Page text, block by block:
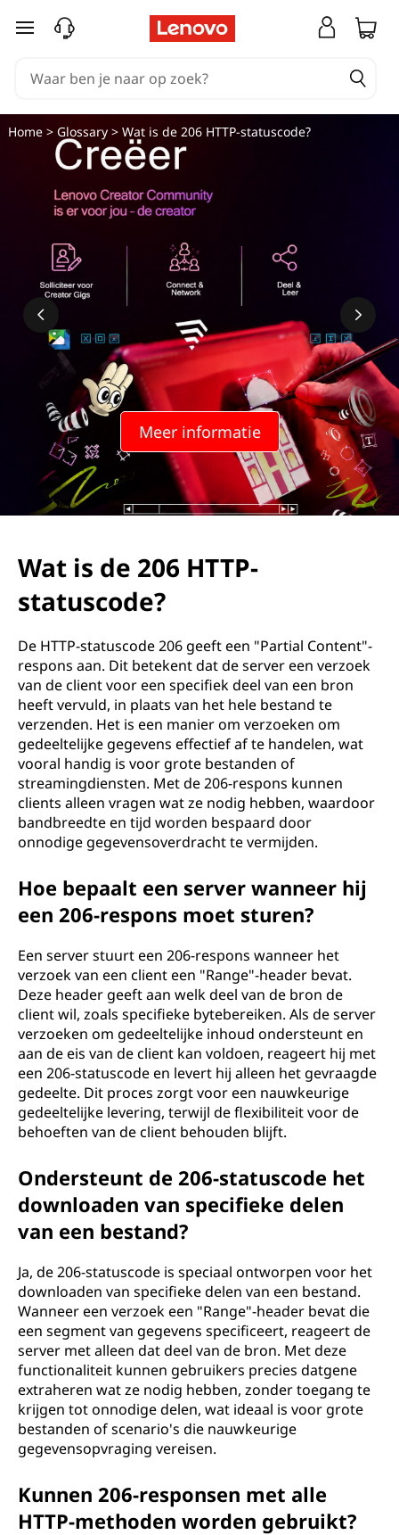
W
P
Ga naar de hoofdinhoud
Meer informatie
Home> Glossary> Wat is de 206 HTTP-statuscode?
Wat is de 206 HTTP-
statuscode?
De HTTP-statuscode 206 geeft een "Partial Content"-
respons aan. Dit betekent dat de server een verzoek
van de client voor een specifiek deel van een bron
heeft vervuld, in plaats van het hele bestand te
verzenden. Het is een manier om verzoeken om
gedeeltelijke gegevens effectief af te handelen, wat
vooral handig is voor grote bestanden of
streamingdiensten. Met de 206-respons kunnen
clients alleen vragen wat ze nodig hebben, waardoor
bandbreedte en tijd worden bespaard door
onnodige gegevensoverdracht te vermijden.
Hoe bepaalt een server wanneer hij
een 206-respons moet sturen?
Een server stuurt een 206-respons wanneer het
verzoek van een client een "Range"-header bevat.
Deze header geeft aan welk deel van de bron de
client wil, zoals specifieke bytebereiken. Als de server
verzoeken om gedeeltelijke inhoud ondersteunt en
aan de eis van de client kan voldoen, reageert hij met
een 206-statuscode en levert hij alleen het gevraagde
gedeelte. Dit proces zorgt voor een nauwkeurige
gedeeltelijke levering, terwijl de flexibiliteit voor de
behoeften van de client behouden blijft.
Ondersteunt de 206-statuscode het
downloaden van specifieke delen
van een bestand?
Ja, de 206-statuscode is speciaal ontworpen voor het
downloaden van specifieke delen van een bestand.
Wanneer een verzoek een "Range"-header bevat die
een segment van gegevens specificeert, reageert de
server met alleen dat deel van de bron. Met deze
functionaliteit kunnen gebruikers precies datgene
extraheren wat ze nodig hebben, zonder toegang te
krijgen tot onnodige delen, wat ideaal is voor grote
bestanden of scenario's die nauwkeurige
gegevensopvraging vereisen.
Kunnen 206-responsen met alle
HTTP-methoden worden gebruikt?